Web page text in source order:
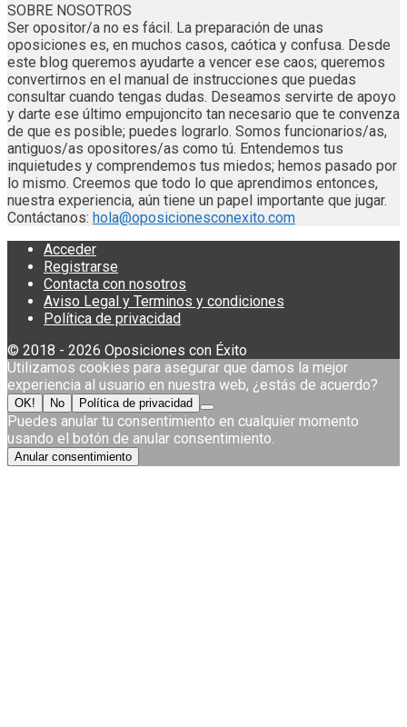
SOBRE NOSOTROS
Ser opositor/a no es fácil. La preparación de unas
oposiciones es, en muchos casos, caótica y confusa. Desde
este blog queremos ayudarte a vencer ese caos; queremos
convertirnos en el manual de instrucciones que puedas
consultar cuando tengas dudas. Deseamos servirte de apoyo
y darte ese último empujoncito tan necesario que te convenza
de que es posible; puedes lograrlo. Somos funcionarios/as,
antiguos/as opositores/as como tú. Entendemos tus
inquietudes y comprendemos tus miedos; hemos pasado por
lo mismo. Creemos que todo lo que aprendimos entonces,
nuestra experiencia, aún tiene un papel importante que jugar.
Contáctanos: hola@oposicionesconexito.com
Acceder
Registrarse
Contacta con nosotros
Aviso Legal y Terminos y condiciones
Política de privacidad
© 2018 - 2026 Oposiciones con Éxito
Utilizamos cookies para asegurar que damos la mejor
experiencia al usuario en nuestra web, ¿estás de acuerdo?
OK! No Política de privacidad
Puedes anular tu consentimiento en cualquier momento
usando el botón de anular consentimiento.
Anular consentimiento